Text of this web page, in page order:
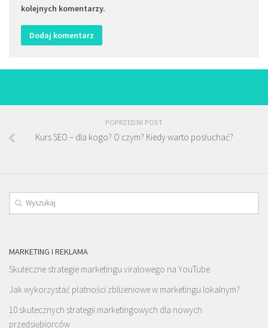
kolejnych komentarzy.
POPRZEDNI POST
Kurs SEO – dla kogo? O czym? Kiedy warto posłuchać?
MARKETING I REKLAMA
Skuteczne strategie marketingu viralowego na YouTube
Jak wykorzystać płatności zbliżeniowe w marketingu lokalnym?
10 skutecznych strategii marketingowych dla nowych
przedsiębiorców